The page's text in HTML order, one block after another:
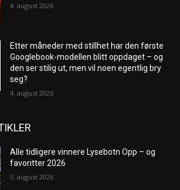
4. august 2026
Etter måneder med stillhet har den første
Googlebook-modellen blitt oppdaget – og
den ser stilig ut, men vil noen egentlig bry
seg?
4. august 2026
Alle tidligere vinnere Lysebotn Opp – og
favoritter 2026
5. august 2026